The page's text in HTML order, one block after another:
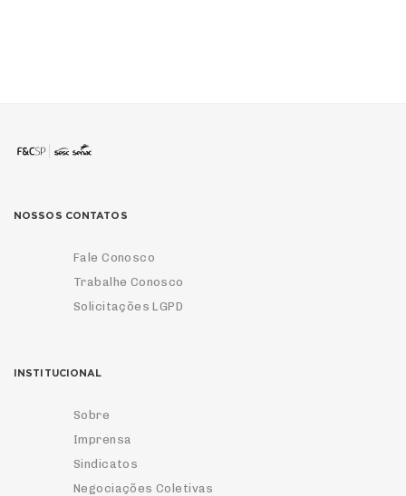
NOSSOS CONTATOS
Fale Conosco
Trabalhe Conosco
Solicitações LGPD
INSTITUCIONAL
Sobre
Imprensa
Sindicatos
Negociações Coletivas